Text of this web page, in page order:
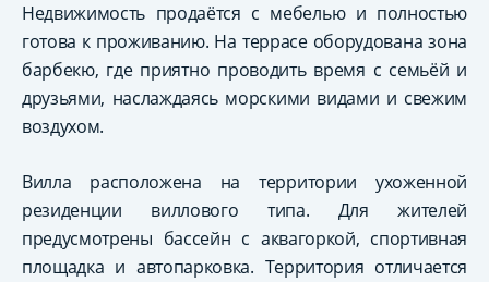
Недвижимость продаётся с мебелью и полностью
готова к проживанию. На террасе оборудована зона
барбекю, где приятно проводить время с семьёй и
друзьями, наслаждаясь морскими видами и свежим
воздухом.
Вилла расположена на территории ухоженной
резиденции виллового типа. Для жителей
предусмотрены бассейн с аквагоркой, спортивная
площадка и автопарковка. Территория отличается